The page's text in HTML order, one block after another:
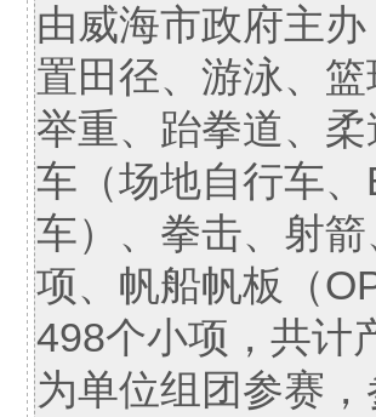
由威海市政府主
置田径、游泳、
举重、跆拳道、
车（场地自行车
车）、拳击、射
项、帆船帆板（
498个小项，共计
为单位组团参赛